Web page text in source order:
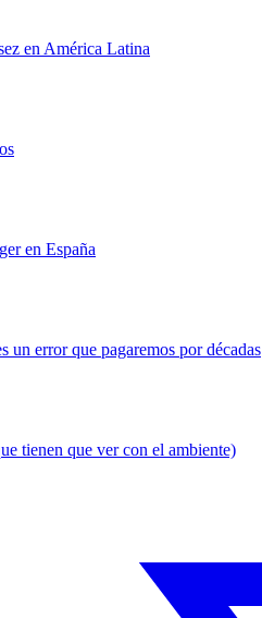
en América Latina
en España
un error que pagaremos por décadas
tienen que ver con el ambiente)